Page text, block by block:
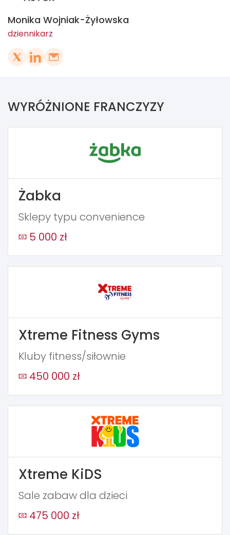
Monika Wojniak-Żyłowska
dziennikarz
WYRÓŻNIONE FRANCZYZY
Żabka
Sklepy typu convenience
5 000 zł
Xtreme Fitness Gyms
Kluby fitness/siłownie
450 000 zł
Xtreme KiDS
Sale zabaw dla dzieci
475 000 zł